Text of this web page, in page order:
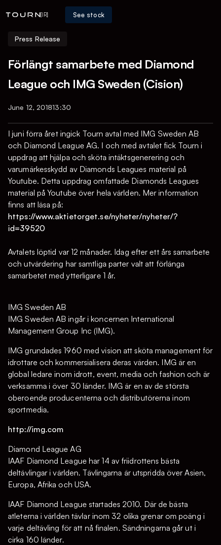
[IR] See stock
Press Release
Förlängt samarbete med Diamond
League och IMG Sweden (Cision)
June 12, 201813:30
I juni förra året ingick Tourn avtal med IMG Sweden AB
och Diamond League AG. I och med avtalet fick Tourn i
uppdrag att hjälpa och sköta intäktsgenerering och
varumärkesskydd av Diamonds Leagues material på
Youtube. Detta uppdrag omfattade Diamonds Leagues
material på Youtube över hela världen. Mer information
finns att läsa på:
https://www.aktietorget.se/nyheter/nyheter/?
id=39520
Avtalets löptid var 12 månader. Idag efter ett års samarbete
och utvärdering har samtliga parter valt att förlänga
samarbetet med ytterligare 1 år.
IMG Sweden AB
IMG Sweden AB ingår i koncernen International
Management Group Inc (IMG).
IMG grundades 1960 med vision att sköta management för
idrottare och kommersialisera deras värden. IMG är en
global ledare inom idrott, event, media och fashion och är
verksamma i över 30 länder. IMG är en av de största
oberoende producenterna och distributörerna inom
sportmedia.
http://img.com
Diamond League AG
IAAF Diamond League har 14 av friidrottens bästa
deltävlingar i världen. Tävlingarna är utspridda över Asien,
Europa, Afrika och USA.
IAAF Diamond League startades 2010. Där de bästa
atleterna i världen tävlar inom 32 olika grenar om poäng i
varje deltävling för att nå finalen. Sändningarna går ut i
cirka 160 länder.